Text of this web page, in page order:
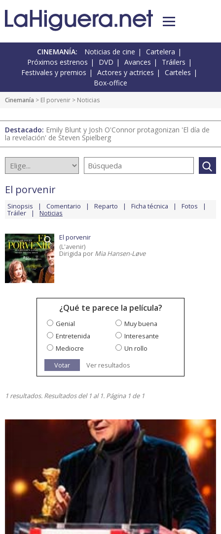
CINEMANÍA: Noticias de cine
Cartelera
Próximos estrenos
DVD Avances
Tráilers
Festivales y premios
Actores y actrices
Carteles
Box-office
Cinemanía > El porvenir > Noticias
Destacado: Emily Blunt y Josh O'Connor protagonizan 'El día de
la revelación' de Steven Spielberg
El porvenir
Sinopsis Comentario Reparto Ficha técnica Fotos
Tráiler Noticias
El porvenir
(L'avenir)
Dirigida por Mia Hansen-Løve
¿Qué te parece la película?
Genial
Muy buena
Entretenida
Interesante
Mediocre
Un rollo
Votar
Ver resultados
1 resultados. Resultados del 1 al 1. Página 1 de 1